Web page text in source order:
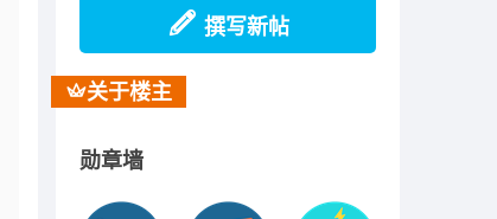
撰写新帖
关于楼主
勋章墙